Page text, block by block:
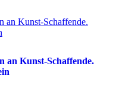
an Kunst-Schaffende.